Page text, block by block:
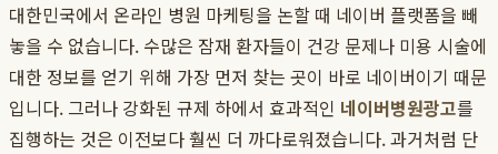
대한민국에서 온라인 병원 마케팅을 논할 때 네이버 플랫폼을 빼
놓을 수 없습니다. 수많은 잠재 환자들이 건강 문제나 미용 시술에
대한 정보를 얻기 위해 가장 먼저 찾는 곳이 바로 네이버이기 때문
입니다. 그러나 강화된 규제 하에서 효과적인 네이버병원광고를
집행하는 것은 이전보다 훨씬 더 까다로워졌습니다. 과거처럼 단